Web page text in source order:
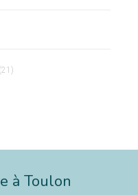
(21)
à Toulon